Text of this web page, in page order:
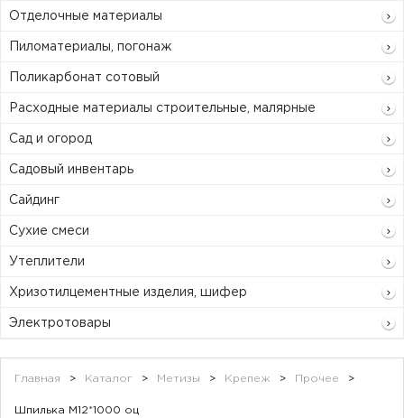
Отделочные материалы
Пиломатериалы, погонаж
Поликарбонат сотовый
Расходные материалы строительные, малярные
Сад и огород
Садовый инвентарь
Сайдинг
Сухие смеси
Утеплители
Хризотилцементные изделия, шифер
Электротовары
Главная > Каталог > Метизы > Крепеж > Прочее >
Шпилька М12*1000 оц